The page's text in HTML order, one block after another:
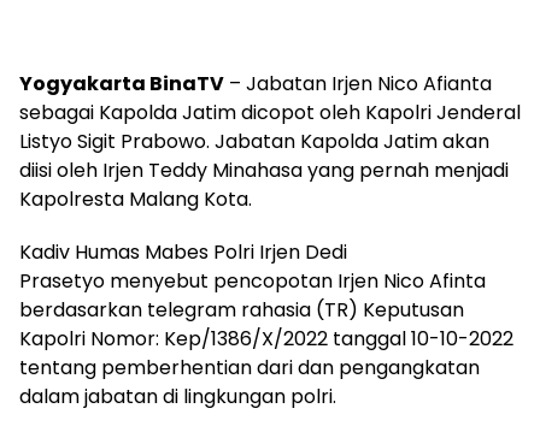
Yogyakarta BinaTV – Jabatan Irjen Nico Afianta
sebagai Kapolda Jatim dicopot oleh Kapolri Jenderal
Listyo Sigit Prabowo. Jabatan Kapolda Jatim akan
diisi oleh Irjen Teddy Minahasa yang pernah menjadi
Kapolresta Malang Kota.
Kadiv Humas Mabes Polri Irjen Dedi
Prasetyo menyebut pencopotan Irjen Nico Afinta
berdasarkan telegram rahasia (TR) Keputusan
Kapolri Nomor: Kep/1386/X/2022 tanggal 10-10-2022
tentang pemberhentian dari dan pengangkatan
dalam jabatan di lingkungan polri.